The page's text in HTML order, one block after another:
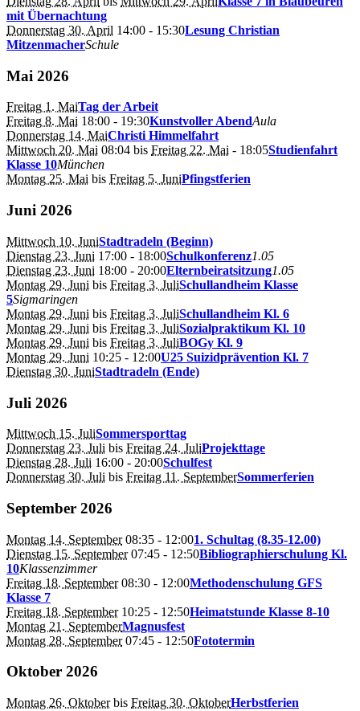
mit Übernachtung
Donnerstag 30. April 14:00 - 15:30Lesung Christian
MitzenmacherSchule
Mai 2026
Freitag 1. MaiTag der Arbeit
Freitag 8. Mai 18:00 - 19:30Kunstvoller AbendAula
Donnerstag 14. MaiChristi Himmelfahrt
Mittwoch 20. Mai 08:04 bis Freitag 22. Mai - 18:05Studienfahrt
Klasse 10München
Montag 25. Mai bis Freitag 5. JuniPfingstferien
Juni 2026
Mittwoch 10. JuniStadtradeln (Beginn)
Dienstag 23. Juni 17:00 - 18:00Schulkonferenz1.05
Dienstag 23. Juni 18:00 - 20:00Elternbeiratsitzung1.05
Montag 29. Juni bis Freitag 3. JuliSchullandheim Klasse
5Sigmaringen
Montag 29. Juni bis Freitag 3. JuliSchullandheim Kl. 6
Montag 29. Juni bis Freitag 3. JuliSozialpraktikum Kl. 10
Montag 29. Juni bis Freitag 3. JuliBOGy Kl. 9
Montag 29. Juni 10:25 - 12:00U25 Suizidprävention Kl. 7
Dienstag 30. JuniStadtradeln (Ende)
Juli 2026
Mittwoch 15. JuliSommersporttag
Donnerstag 23. Juli bis Freitag 24. JuliProjekttage
Dienstag 28. Juli 16:00 - 20:00Schulfest
Donnerstag 30. Juli bis Freitag 11. SeptemberSommerferien
September 2026
Montag 14. September08:35 - 12:001. Schultag (8.35-12.00)
Dienstag 15. September07:45 - 12:50Bibliographierschulung Kl.
10Klassenzimmer
Freitag 18. September08:30 - 12:00Methodenschulung GFS
Klasse 7
Freitag 18. September10:25 - 12:50Heimatstunde Klasse 8-10
Montag 21. SeptemberMagnusfest
Montag 28. September07:45 - 12:50Fototermin
Oktober 2026
Montag 26. Oktoberbis Freitag 30. OktoberHerbstferien